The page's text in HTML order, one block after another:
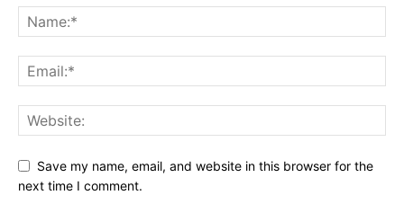
Save my name, email, and website in this browser for the
next time I comment.